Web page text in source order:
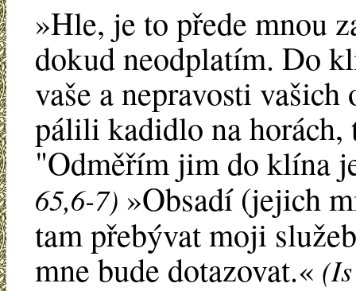
»Hle, je to přede mnou
dokud neodplatím. Do
vaše a nepravosti
pálili kadidlo na
"Odměřím jim do klína
65,6-7) »Obsadí (jejich
tam přebývat moji
mne bude dotazovat.«